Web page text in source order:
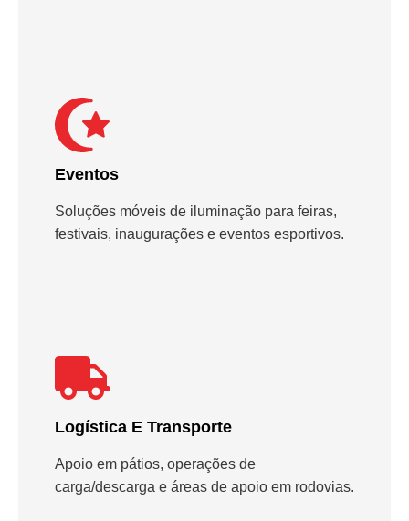
Eventos
Soluções móveis de iluminação para feiras,
festivais, inaugurações e eventos esportivos.
Logística E Transporte
Apoio em pátios, operações de
carga/descarga e áreas de apoio em rodovias.